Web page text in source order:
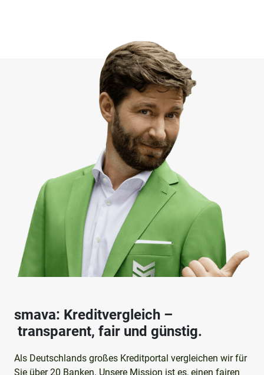
smava: Kreditvergleich –
transparent, fair und günstig.
Als Deutschlands großes Kreditportal vergleichen wir für
Sie über 20 Banken. Unsere Mission ist es, einen fairen